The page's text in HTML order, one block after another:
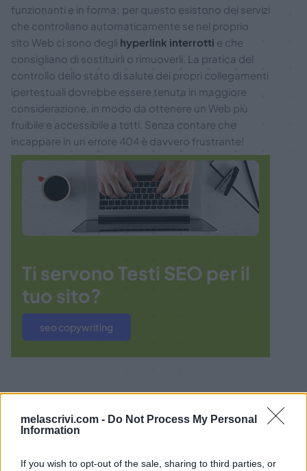
melascrivi.com - Do Not Process My Personal
Information
If you wish to opt-out of the sale, sharing to third parties, or
funzionanti e in forma; per questo esistono dei servizi
che controllano automaticamente se nel proprio
sito Web ci sono degli hyperlink interrotti e che
consigliano di sostituirli o rimuoverli. La pratica del
controllo dello stato di salute dei propri collegamenti
ipertestuali dovrebbe essere tenuta in maggiore
considerazione, in modo da ottenere un Web più
fruibile e accessibile a tutti. Senza contare che
incappare in un errore 404 è davvero frustrante!
Ti servono Testi SEO per il
tuo sito?
seo copywriting